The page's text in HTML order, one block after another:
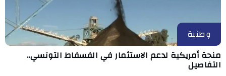
وطنية
منحة أمريكية لدعم الاستثمار في الفسفاط التونسي..
التفاصيل